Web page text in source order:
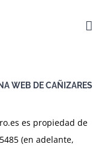
WEB DE CAÑIZARES
es propiedad de
(en adelante,